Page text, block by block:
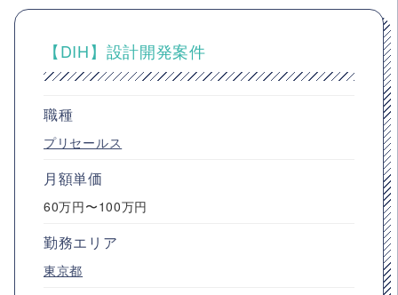
【DIH】設計開発案件
職種
プリセールス
月額単価
60万円〜100万円
勤務エリア
東京都